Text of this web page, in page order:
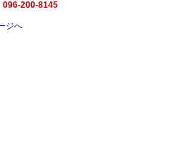
096-200-8145